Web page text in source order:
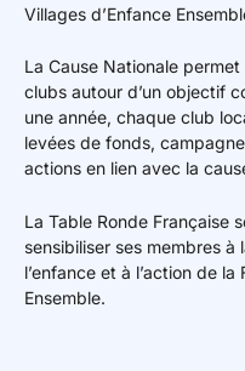
Villages d’Enfance
La Cause Nationale
clubs autour d’un objectif
une année, chaque club
levées de fonds,
actions en lien avec la
La Table Ronde Française
sensibiliser ses membres à
l’enfance et à l’action de
Ensemble.